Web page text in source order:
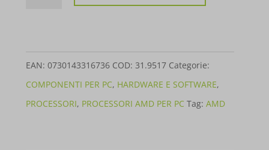
8400F
4.7GHZ
6CORE
EAN:0730143316736 COD: 31.9517 Categorie:
COMPONENTI PER PC, HARDWARE E SOFTWARE,
PROCESSORI, PROCESSORI AMD PER PC Tag:AMD